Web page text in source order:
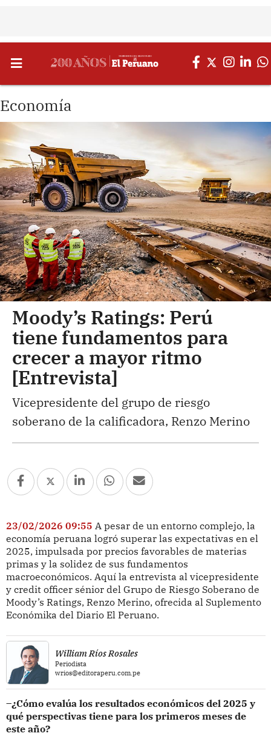
Economía
Moody’s Ratings: Perú
tiene fundamentos para
crecer a mayor ritmo
[Entrevista]
Vicepresidente del grupo de riesgo
soberano de la calificadora, Renzo Merino
23/02/2026 09:55 A pesar de un entorno complejo, la
economía peruana logró superar las expectativas en el
2025, impulsada por precios favorables de materias
primas y la solidez de sus fundamentos
macroeconómicos. Aquí la entrevista al vicepresidente
y credit officer sénior del Grupo de Riesgo Soberano de
Moody’s Ratings, Renzo Merino, ofrecida al Suplemento
Económika del Diario El Peruano.
William Ríos Rosales
Periodista
wrios@editoraperu.com.pe
–¿Cómo evalúa los resultados económicos del 2025 y
qué perspectivas tiene para los primeros meses de
este año?